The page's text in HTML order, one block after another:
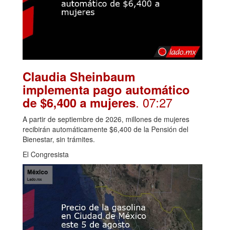
Claudia Sheinbaum
implementa pago automático
de $6,400 a mujeres. 07:27
A partir de septiembre de 2026, millones de mujeres
recibirán automáticamente $6,400 de la Pensión del
Bienestar, sin trámites.
El Congresista